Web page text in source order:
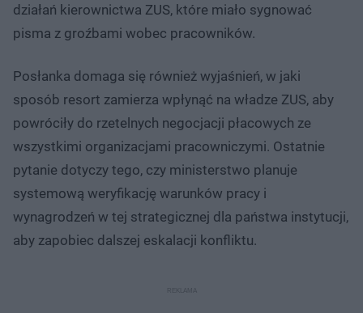
działań kierownictwa ZUS, które miało sygnować
pisma z groźbami wobec pracowników.
Posłanka domaga się również wyjaśnień, w jaki
sposób resort zamierza wpłynąć na władze ZUS, aby
powróciły do rzetelnych negocjacji płacowych ze
wszystkimi organizacjami pracowniczymi. Ostatnie
pytanie dotyczy tego, czy ministerstwo planuje
systemową weryfikację warunków pracy i
wynagrodzeń w tej strategicznej dla państwa instytucji,
aby zapobiec dalszej eskalacji konfliktu.